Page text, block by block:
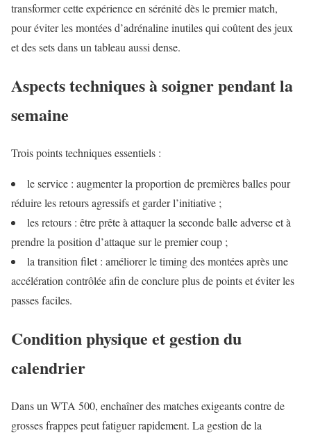
transformer cette expérience en sérénité dès le premier match,
pour éviter les montées d’adrénaline inutiles qui coûtent des jeux
et des sets dans un tableau aussi dense.
Aspects techniques à soigner pendant la
semaine
Trois points techniques essentiels :
le service : augmenter la proportion de premières balles pour
réduire les retours agressifs et garder l’initiative ;
les retours : être prête à attaquer la seconde balle adverse et à
prendre la position d’attaque sur le premier coup ;
la transition filet : améliorer le timing des montées après une
accélération contrôlée afin de conclure plus de points et éviter les
passes faciles.
Condition physique et gestion du
calendrier
Dans un WTA 500, enchaîner des matches exigeants contre de
grosses frappes peut fatiguer rapidement. La gestion de la